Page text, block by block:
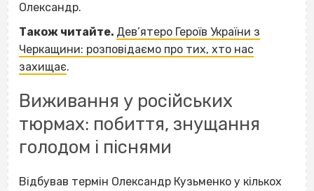
Олександр.
Також читайте. Дев’ятеро Героїв України з
Черкащини: розповідаємо про тих, хто нас
захищає.
Виживання у російських
тюрмах: побиття, знущання
голодом і піснями
Відбував термін Олександр Кузьменко у кількох